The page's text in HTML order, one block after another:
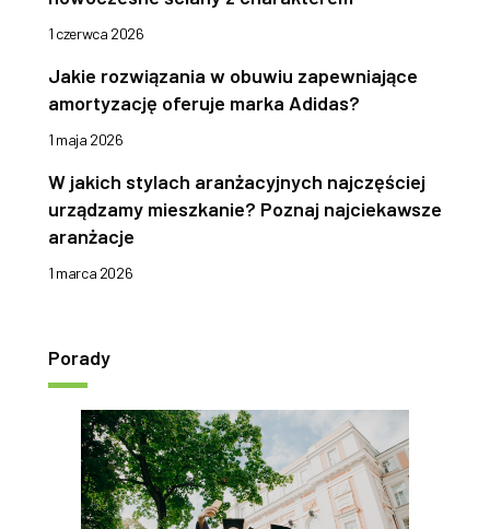
1 czerwca 2026
Jakie rozwiązania w obuwiu zapewniające
amortyzację oferuje marka Adidas?
1 maja 2026
W jakich stylach aranżacyjnych najczęściej
urządzamy mieszkanie? Poznaj najciekawsze
aranżacje
1 marca 2026
Porady